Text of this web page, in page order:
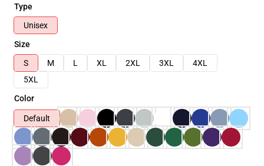
Type
Unisex
Size
S
M L XL 2XL 3XL
4XL
5XL
Color
Default